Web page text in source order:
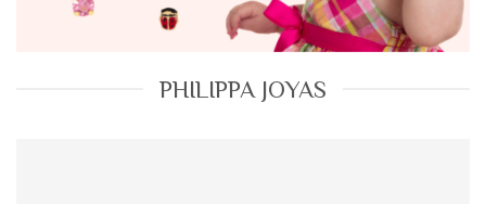
PHILIPPA JOYAS